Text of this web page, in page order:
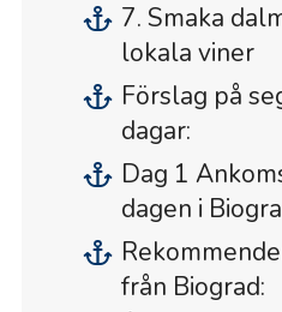
7. Smaka
lokala viner
Förslag på
dagar:
Dag 1
dagen i
från Biograd: